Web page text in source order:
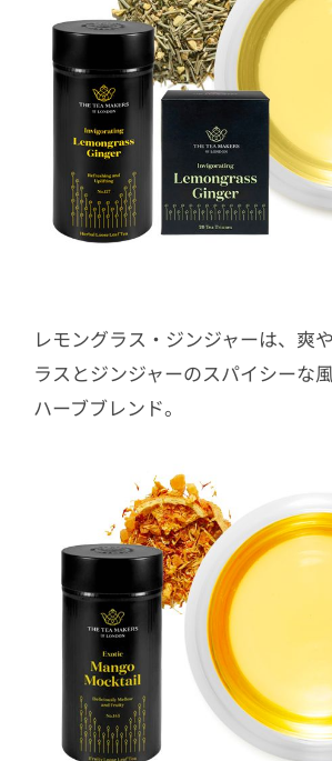
レモングラス・ジンジャーは、爽
ラスとジンジャーのスパイシーな
ハーブブレンド。